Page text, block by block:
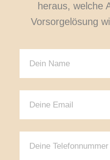
heraus, welche
Vorsorgelösung